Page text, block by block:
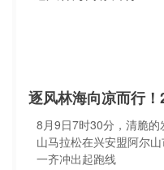
逐风林海向凉而行
8月9日7时30分，清脆
山马拉松在兴安盟阿尔
一齐冲出起跑线